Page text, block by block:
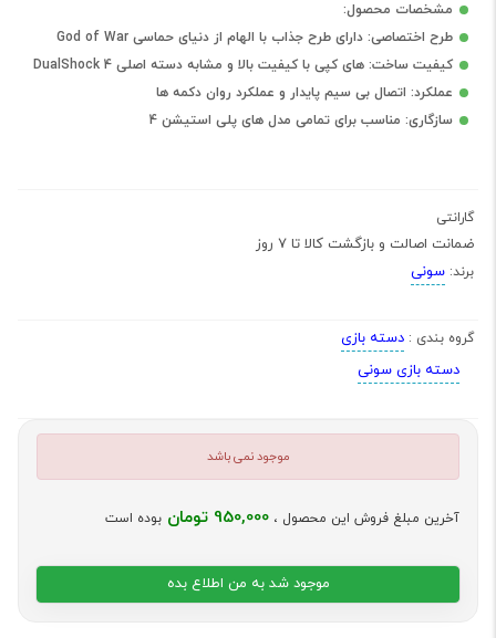
مشخصات محصول:
طرح اختصاصی: دارای طرح جذاب با الهام از دنیای حماسی God of War
کیفیت ساخت: های کپی با کیفیت بالا و مشابه دسته اصلی DualShock 4
عملکرد: اتصال بی سیم پایدار و عملکرد روان دکمه ها
سازگاری: مناسب برای تمامی مدل های پلی استیشن 4
گارانتی
ضمانت اصالت و بازگشت کالا تا 7 روز
برند: سونی
گروه بندی : دسته بازی
دسته بازی سونی
موجود نمی باشد
آخرین مبلغ فروش این محصول ، 950,000 تومان بوده است
موجود شد به من اطلاع بده